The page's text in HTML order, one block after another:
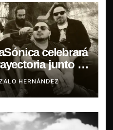
celebrará
junto a
Bar de René
HERNÁNDEZ